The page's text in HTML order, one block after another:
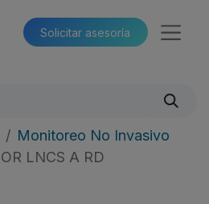
Solicitar asesoría​​
Monitoreo No Invasivo
LNCS A RD